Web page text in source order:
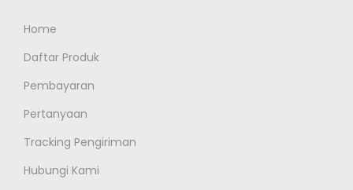
Home
Daftar Produk
Pembayaran
Pertanyaan
Tracking Pengiriman
Hubungi Kami